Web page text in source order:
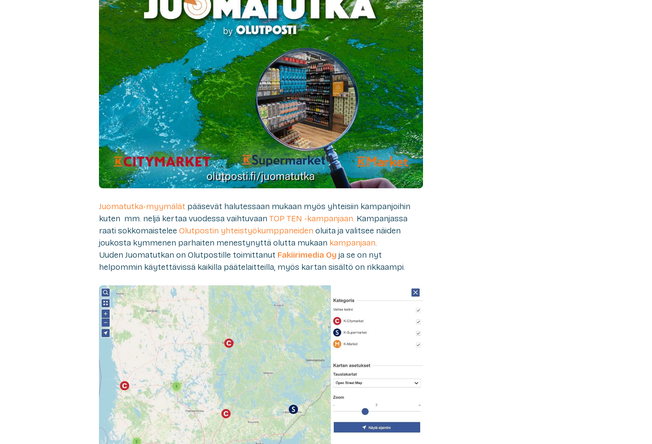
Juomatutka-myymälät pääsevät halutessaan mukaan myös yhteisiin kampanjoihin
kuten mm. neljä kertaa vuodessa vaihtuvaan TOP TEN -kampanjaan. Kampanjassa
raati sokkomaistelee Olutpostin yhteistyökumppaneiden oluita ja valitsee näiden
joukosta kymmenen parhaiten menestynyttä olutta mukaan kampanjaan.
Uuden Juomatutkan on Olutpostille toimittanut Fakiirimedia Oy ja se on nyt
helpommin käytettävissä kaikilla päätelaitteilla, myös kartan sisältö on rikkaampi.